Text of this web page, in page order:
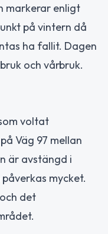
markerar enligt
på vintern då
ha fallit. Dagen
och vårbruk.
voltat
Väg 97 mellan
är avstängd i
mycket.
det